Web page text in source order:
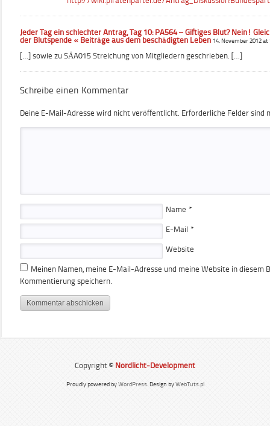
Jeder Tag ein schlechter Antrag, Tag 10: PA564 – Giftiges Blut? Nein!
der Blutspende « Beiträge aus dem beschädigten Leben 14. November 2012 at
[…] sowie zu SÄA015 Streichung von Mitgliedern geschrieben. […]
Schreibe einen Kommentar
Deine E-Mail-Adresse wird nicht veröffentlicht. Erforderliche Felder sind
Name *
E-Mail *
Website
Meinen Namen, meine E-Mail-Adresse und meine Website in diesem
Kommentierung speichern.
Copyright © Nordlicht-Development
Proudly powered byWordPress. Design byWebTuts.pl